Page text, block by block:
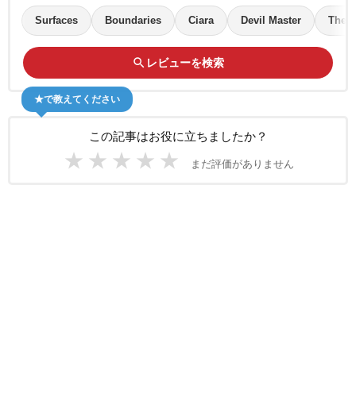
Surfaces Boundaries Ciara Devil Master The
search レビューを検索
この記事はお役に立ちましたか？
★ ★ ★ ★ ★ まだ評価がありません
★で教えてください